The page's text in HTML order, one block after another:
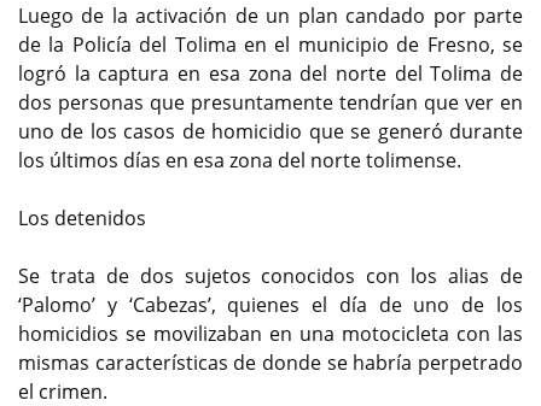
Luego de la activación de un plan candado por parte
de la Policía del Tolima en el municipio de Fresno, se
logró la captura en esa zona del norte del Tolima de
dos personas que presuntamente tendrían que ver en
uno de los casos de homicidio que se generó durante
los últimos días en esa zona del norte tolimense.
Los detenidos
Se trata de dos sujetos conocidos con los alias de
‘Palomo’ y ‘Cabezas’, quienes el día de uno de los
homicidios se movilizaban en una motocicleta con las
mismas características de donde se habría perpetrado
el crimen.